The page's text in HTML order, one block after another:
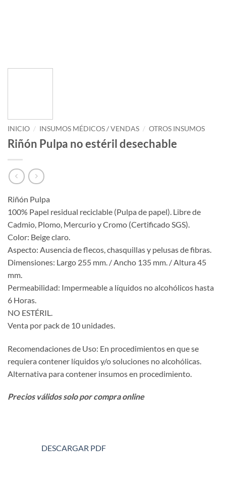
INICIO / INSUMOS MÉDICOS / VENDAS / OTROS INSUMOS
Riñón Pulpa no estéril desechable
Riñón Pulpa
100% Papel residual reciclable (Pulpa de papel). Libre de
Cadmio, Plomo, Mercurio y Cromo (Certificado SGS).
Color: Beige claro.
Aspecto: Ausencia de flecos, chasquillas y pelusas de fibras.
Dimensiones: Largo 255 mm. / Ancho 135 mm. / Altura 45
mm.
Permeabilidad: Impermeable a líquidos no alcohólicos hasta
6 Horas.
NO ESTÉRIL.
Venta por pack de 10 unidades.
Recomendaciones de Uso: En procedimientos en que se
requiera contener líquidos y/o soluciones no alcohólicas.
Alternativa para contener insumos en procedimiento.
Precios válidos solo por compra online
DESCARGAR PDF